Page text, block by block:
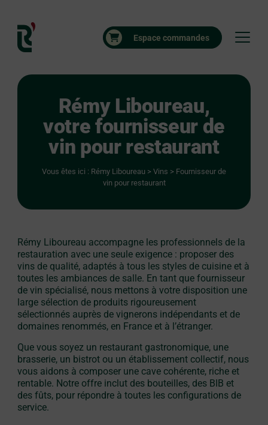
Espace commandes
Rémy Liboureau,
votre fournisseur de
vin pour restaurant
Vous êtes ici : Rémy Liboureau > Vins > Fournisseur de
vin pour restaurant
Rémy Liboureau accompagne les professionnels de la
restauration avec une seule exigence : proposer des
vins de qualité, adaptés à tous les styles de cuisine et à
toutes les ambiances de salle. En tant que fournisseur
de vin spécialisé, nous mettons à votre disposition une
large sélection de produits rigoureusement
sélectionnés auprès de vignerons indépendants et de
domaines renommés, en France et à l’étranger.
Que vous soyez un restaurant gastronomique, une
brasserie, un bistrot ou un établissement collectif, nous
vous aidons à composer une cave cohérente, riche et
rentable. Notre offre inclut des bouteilles, des BIB et
des fûts, pour répondre à toutes les configurations de
service.